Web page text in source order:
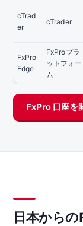
cTrad
er
cTrader
FxPro
Edge
FxProプラ
ットフォー
ム
FxPro 口座を
日本から